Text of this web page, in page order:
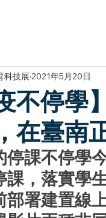
不停
在臺南
科技展 2021年5月20日
停課不停學
課，落實學
部署建置線